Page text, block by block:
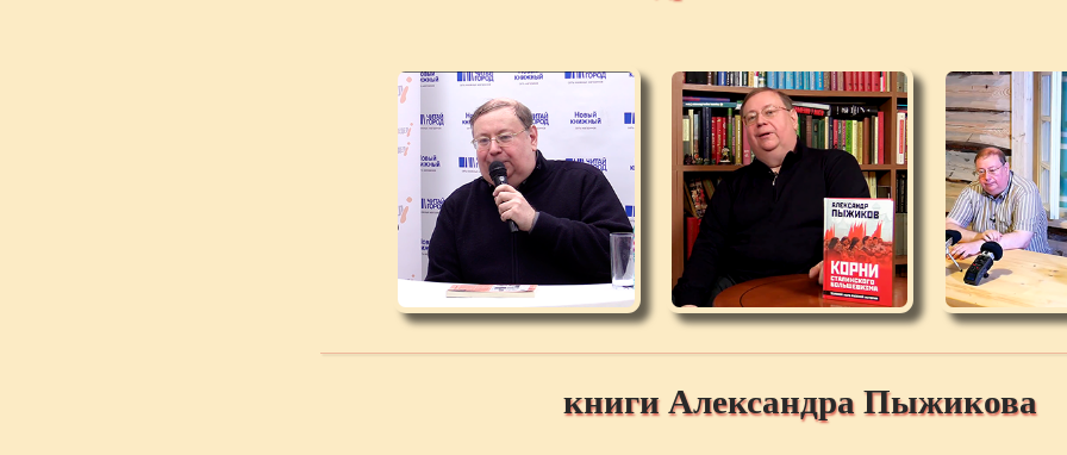
книги Александра Пыжикова